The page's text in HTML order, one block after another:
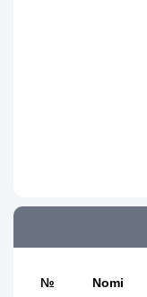
№ Nomi